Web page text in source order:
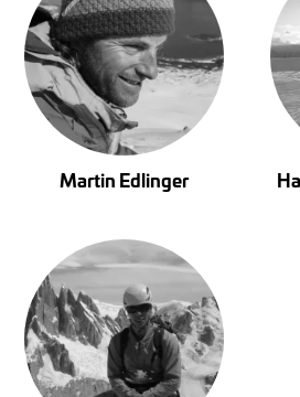
Martin Edlinger